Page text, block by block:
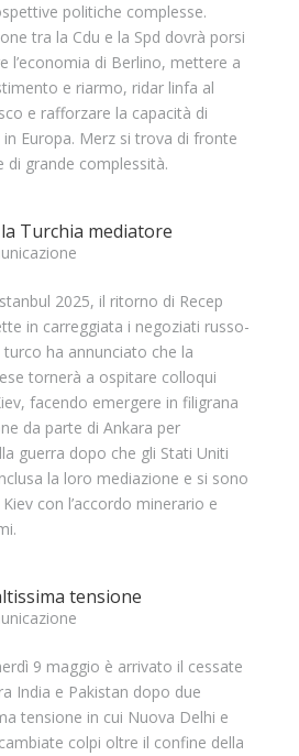
politiche complesse.
tra la Cdu e la Spd dovrà porsi
l’economia di Berlino, mettere a
e riarmo, ridar linfa al
e rafforzare la capacità di
Europa. Merz si trova di fronte
di grande complessità.
Turchia mediatore
2025, il ritorno di Recep
in carreggiata i negoziati russo-
turco ha annunciato che la
tornerà a ospitare colloqui
facendo emergere in filigrana
da parte di Ankara per
guerra dopo che gli Stati Uniti
la loro mediazione e si sono
con l’accordo minerario e
tensione
9 maggio è arrivato il cessate
India e Pakistan dopo due
tensione in cui Nuova Delhi e
colpi oltre il confine della